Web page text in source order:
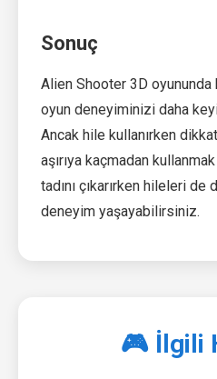
Sonuç
Alien Shooter 3D
oyun deneyiminizi daha
Ancak hile kullanırken
aşırıya kaçmadan
tadını çıkarırken hileleri
deneyim yaşayabilirsiniz.
🎮 İlgili